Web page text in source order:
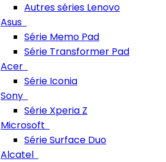
Autres séries Lenovo
Asus
Série Memo Pad
Série Transformer Pad
Acer
Série Iconia
Sony
Série Xperia Z
Microsoft
Série Surface Duo
Alcatel